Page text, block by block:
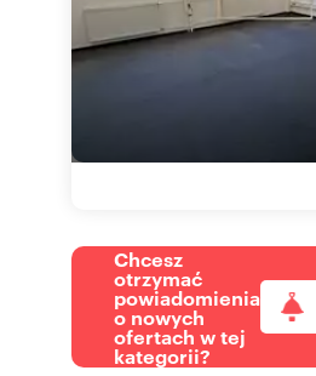
Chcesz
otrzymać
powiadomienia
o nowych
ofertach w tej
kategorii?